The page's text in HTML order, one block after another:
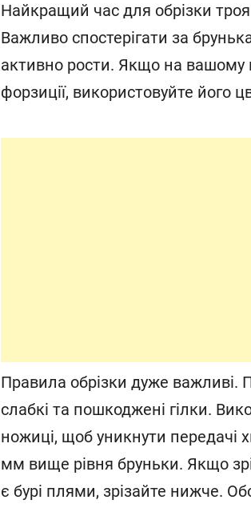
Найкращий час для обрізки
Важливо спостерігати за
активно рости. Якщо на вашому
форзиції, використовуйте його
Правила обрізки дуже важливі.
слабкі та пошкоджені гілки.
ножиці, щоб уникнути передачі
мм вище рівня бруньки. Якщо
є бурі плями, зрізайте нижче.